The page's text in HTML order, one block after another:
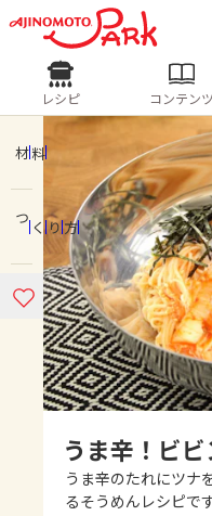
ログインす
ログイン
ホーム
コンテンツ
レシピ
よくあるお
レシピ
人気の食材・レシピ
きゅうり なす
ピーマン
みょ
レシピ コンテンツ
材料
つくり方
うま辛！ビ
うま辛のたれにツナ
るそうめんレシピで